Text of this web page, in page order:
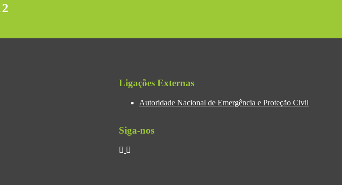
Ligações Externas
Autoridade Nacional de Emergência e Proteção Civil
Siga-nos